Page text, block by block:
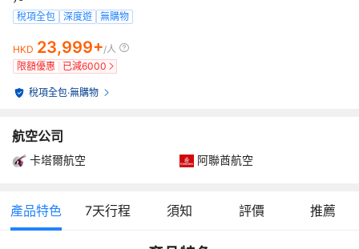
稅項全包
深度遊 無購物
HKD 23,999+/人
限額優惠
已減6000
稅項全包·無購物
航空公司
卡塔爾航空 阿聯酋航空
產品特色 7天行程 須知 評價 推薦